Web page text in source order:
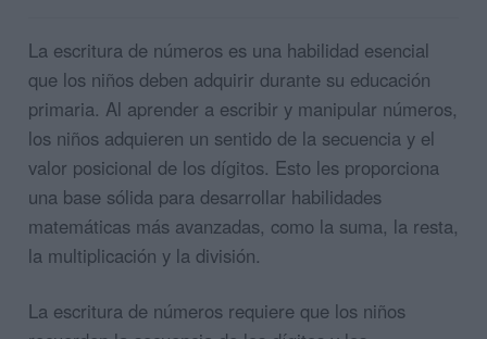
La escritura de números es una habilidad esencial
que los niños deben adquirir durante su educación
primaria. Al aprender a escribir y manipular números,
los niños adquieren un sentido de la secuencia y el
valor posicional de los dígitos. Esto les proporciona
una base sólida para desarrollar habilidades
matemáticas más avanzadas, como la suma, la resta,
la multiplicación y la división.
La escritura de números requiere que los niños